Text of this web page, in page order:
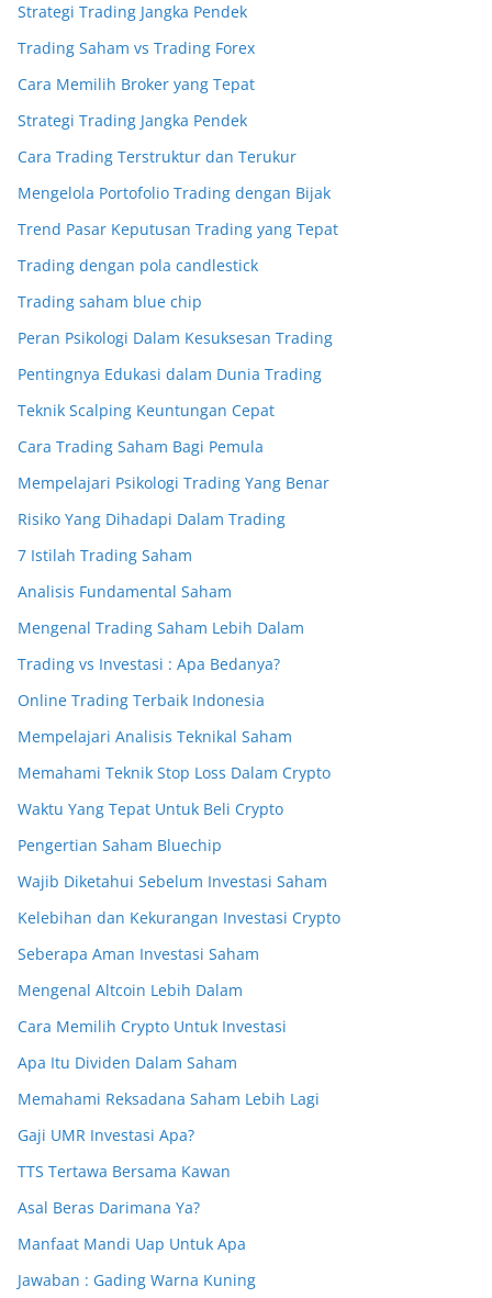
Strategi Trading Jangka Pendek
Trading Saham vs Trading Forex
Cara Memilih Broker yang Tepat
Strategi Trading Jangka Pendek
Cara Trading Terstruktur dan Terukur
Mengelola Portofolio Trading dengan Bijak
Trend Pasar Keputusan Trading yang Tepat
Trading dengan pola candlestick
Trading saham blue chip
Peran Psikologi Dalam Kesuksesan Trading
Pentingnya Edukasi dalam Dunia Trading
Teknik Scalping Keuntungan Cepat
Cara Trading Saham Bagi Pemula
Mempelajari Psikologi Trading Yang Benar
Risiko Yang Dihadapi Dalam Trading
7 Istilah Trading Saham
Analisis Fundamental Saham
Mengenal Trading Saham Lebih Dalam
Trading vs Investasi : Apa Bedanya?
Online Trading Terbaik Indonesia
Mempelajari Analisis Teknikal Saham
Memahami Teknik Stop Loss Dalam Crypto
Waktu Yang Tepat Untuk Beli Crypto
Pengertian Saham Bluechip
Wajib Diketahui Sebelum Investasi Saham
Kelebihan dan Kekurangan Investasi Crypto
Seberapa Aman Investasi Saham
Mengenal Altcoin Lebih Dalam
Cara Memilih Crypto Untuk Investasi
Apa Itu Dividen Dalam Saham
Memahami Reksadana Saham Lebih Lagi
Gaji UMR Investasi Apa?
TTS Tertawa Bersama Kawan
Asal Beras Darimana Ya?
Manfaat Mandi Uap Untuk Apa
Jawaban : Gading Warna Kuning